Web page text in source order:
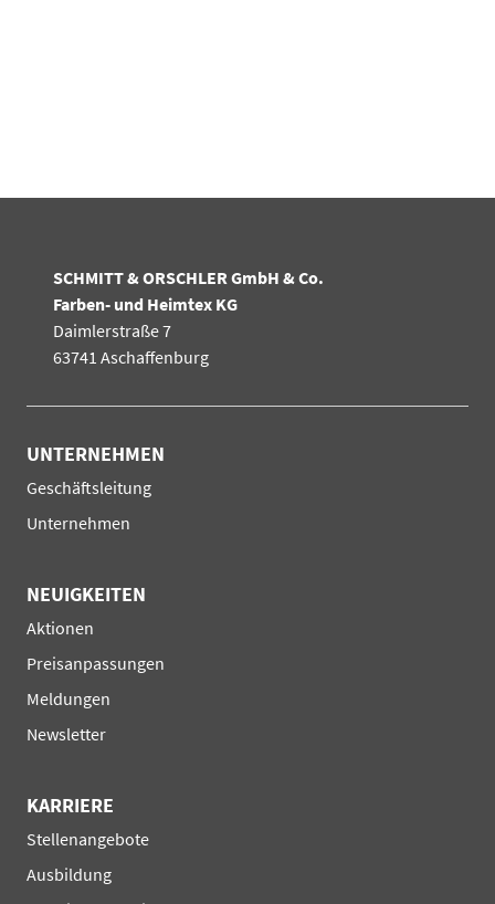
SCHMITT & ORSCHLER GmbH & Co.
Farben- und Heimtex KG
Daimlerstraße 7
63741 Aschaffenburg
UNTERNEHMEN
Navigation
überspringen
Geschäftsleitung
Unternehmen
NEUIGKEITEN
Navigation
überspringen
Aktionen
Preisanpassungen
Meldungen
Newsletter
KARRIERE
Navigation
überspringen
Stellenangebote
Ausbildung